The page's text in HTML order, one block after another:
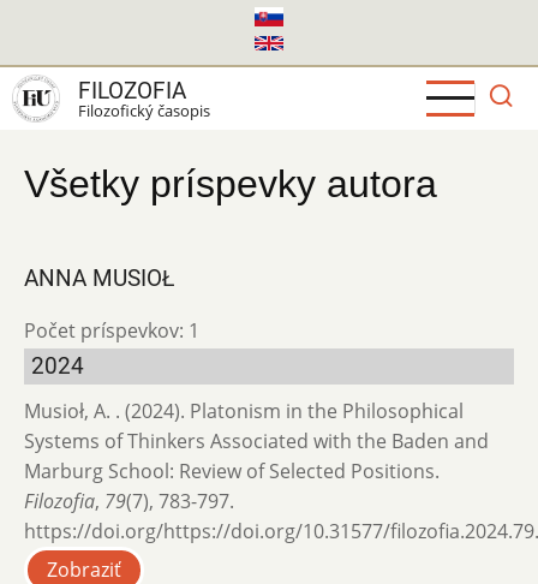
hlavný
obsah
FILOZOFIA
Filozofický časopis
Všetky príspevky autora
ANNA MUSIOŁ
Počet príspevkov: 1
2024
Musioł, A. . (2024). Platonism in the Philosophical
Systems of Thinkers Associated with the Baden and
Marburg School: Review of Selected Positions.
Filozofia, 79(7), 783-797.
https://doi.org/https://doi.org/10.31577/
Zobraziť